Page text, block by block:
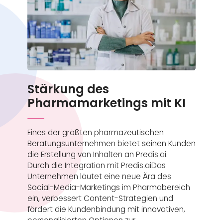
Stärkung des
Pharmamarketings mit KI
Eines der größten pharmazeutischen
Beratungsunternehmen bietet seinen Kunden
die Erstellung von Inhalten an Predis.ai.
Durch die Integration mit Predis.aiDas
Unternehmen läutet eine neue Ära des
Social-Media-Marketings im Pharmabereich
ein, verbessert Content-Strategien und
fördert die Kundenbindung mit innovativen,